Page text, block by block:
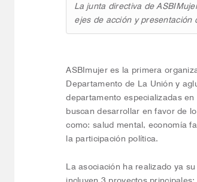
La junta directiva de
ejes de acción y presentación
ASBImujer es la primera
Departamento de La Unión y
departamento especializadas
buscan desarrollar en favor de
como: salud mental, economía
la participación política.
La asociación ha realizado ya
incluyen 3 proyectos